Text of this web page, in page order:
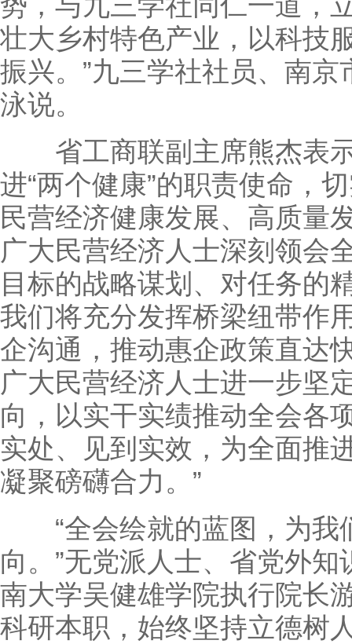
壮大乡村特色产业，以科技
振兴。”九三学社社员、南
泳说。
省工商联副主席熊杰表示
进“两个健康”的职责使命，
民营经济健康发展、高质量
广大民营经济人士深刻领会
目标的战略谋划、对任务的
我们将充分发挥桥梁纽带作
企沟通，推动惠企政策直达
广大民营经济人士进一步坚
向，以实干实绩推动全会各
实处、见到实效，为全面推
凝聚磅礴合力。”
“全会绘就的蓝图，为我
向。”无党派人士、省党外
南大学吴健雄学院执行院长
科研本职，始终坚持立德树